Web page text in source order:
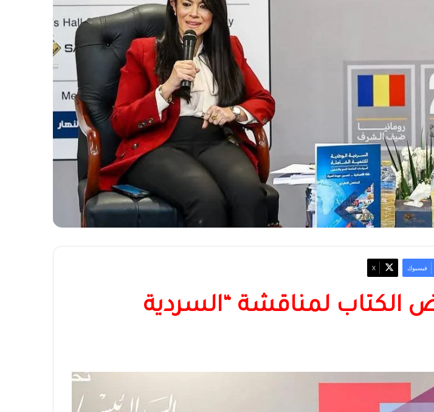
فيسبوك ‫X
لمناقشة “السردية